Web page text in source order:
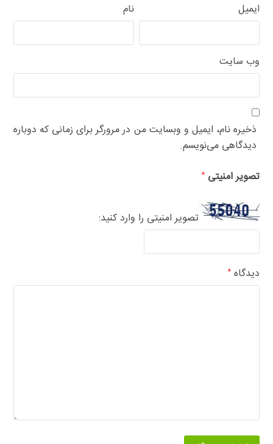
نام ایمیل
وب‌ سایت
ذخیره نام، ایمیل و وبسایت من در مرورگر برای زمانی که دوباره
دیدگاهی می‌نویسم.
تصویر امنیتی*
تصویر امنیتی را وارد کنید:
دیدگاه*